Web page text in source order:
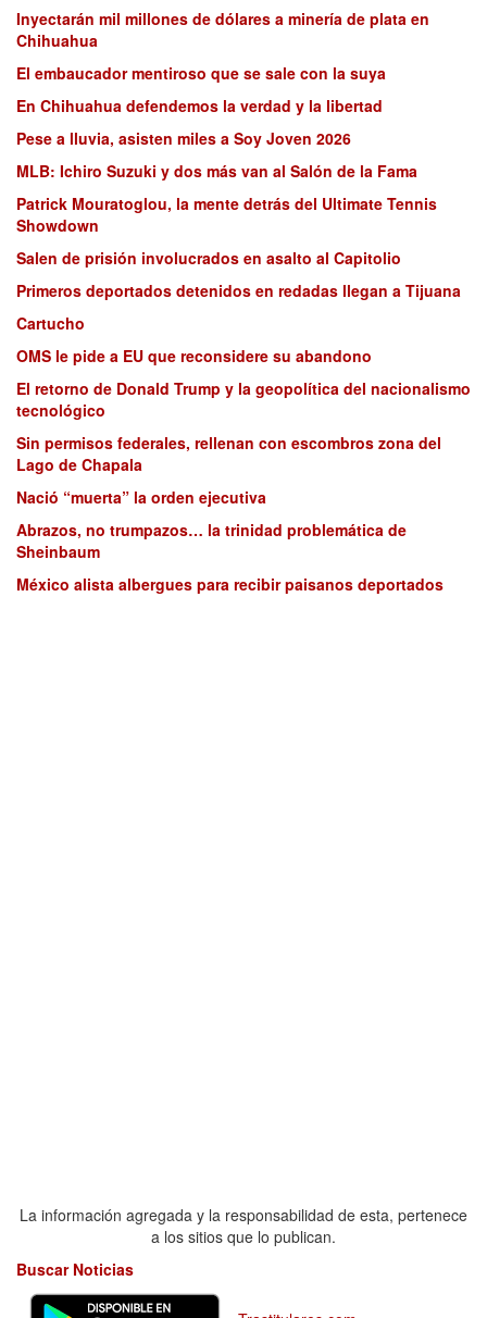
Inyectarán mil millones de dólares a minería de plata en
Chihuahua
El embaucador mentiroso que se sale con la suya
En Chihuahua defendemos la verdad y la libertad
Pese a lluvia, asisten miles a Soy Joven 2026
MLB: Ichiro Suzuki y dos más van al Salón de la Fama
Patrick Mouratoglou, la mente detrás del Ultimate Tennis
Showdown
Salen de prisión involucrados en asalto al Capitolio
Primeros deportados detenidos en redadas llegan a Tijuana
Cartucho
OMS le pide a EU que reconsidere su abandono
El retorno de Donald Trump y la geopolítica del nacionalismo
tecnológico
Sin permisos federales, rellenan con escombros zona del
Lago de Chapala
Nació “muerta” la orden ejecutiva
Abrazos, no trumpazos… la trinidad problemática de
Sheinbaum
México alista albergues para recibir paisanos deportados
La información agregada y la responsabilidad de esta, pertenece
a los sitios que lo publican.
Buscar Noticias